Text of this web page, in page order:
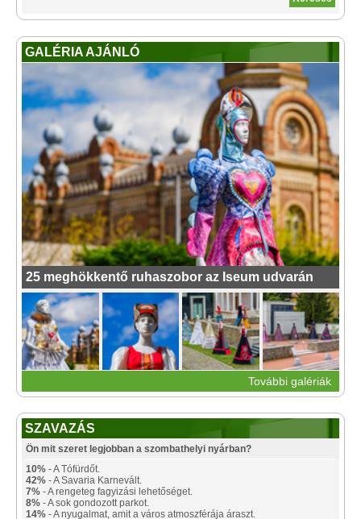
GALÉRIA AJÁNLÓ
25 meghökkentő ruhaszobor az Iseum udvarán
További galériák
SZAVAZÁS
Ön mit szeret legjobban a szombathelyi nyárban?
10% - A Tófürdőt.
42% - A Savaria Karnevált.
7% - A rengeteg fagyizási lehetőséget.
8% - A sok gondozott parkot.
14% - A nyugalmat, amit a város atmoszférája áraszt.